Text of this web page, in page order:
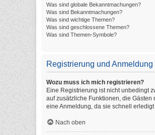
Was sind globale Bekanntmachungen?
Was sind Bekanntmachungen?
Was sind wichtige Themen?
Was sind geschlossene Themen?
Was sind Themen-Symbole?
Registrierung und Anmeldung
Wozu muss ich mich registrieren?
Eine Registrierung ist nicht unbedingt
auf zusätzliche Funktionen, die
eine Anmeldung, da sie schnell
Nach oben